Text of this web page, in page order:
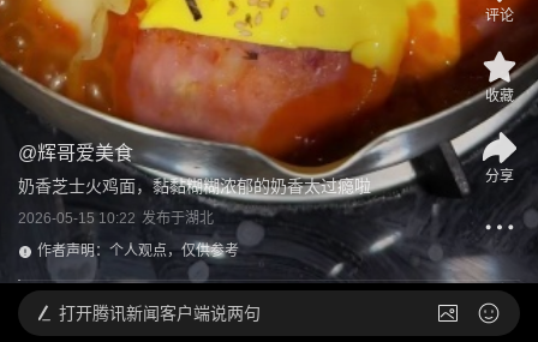
@辉哥爱美食
奶香芝士火鸡面，黏黏糊糊浓郁的奶香太过瘾啦
2026-05-15 10:22 发布于湖北
作者声明：个人观点，仅供参考
评论
收藏
分享
打开腾讯新闻客户端说两句